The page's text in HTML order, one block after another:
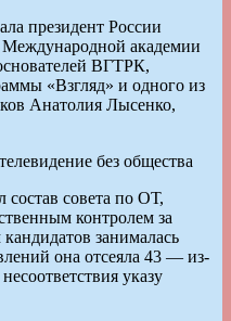
президент России
академии
ВГТРК,
«Взгляд» и одного из
Анатолия Лысенко,
совета по ОТ,
контролем за
занималась
она отсеяла 43 — из-
указу